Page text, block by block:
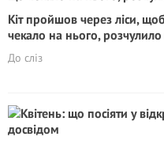
Кіт пройшов через ліси,
чекало на нього, розчулило
До сліз